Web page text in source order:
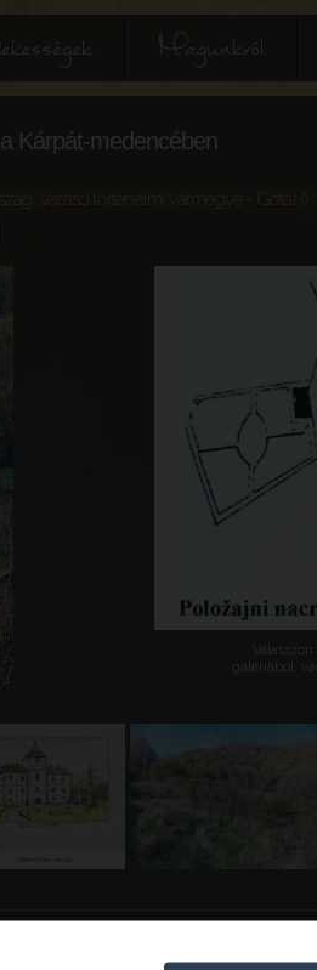
Magunkról
Kárpát-medencében
Varasd történelmi vármegye - Gotal ()
galériából,